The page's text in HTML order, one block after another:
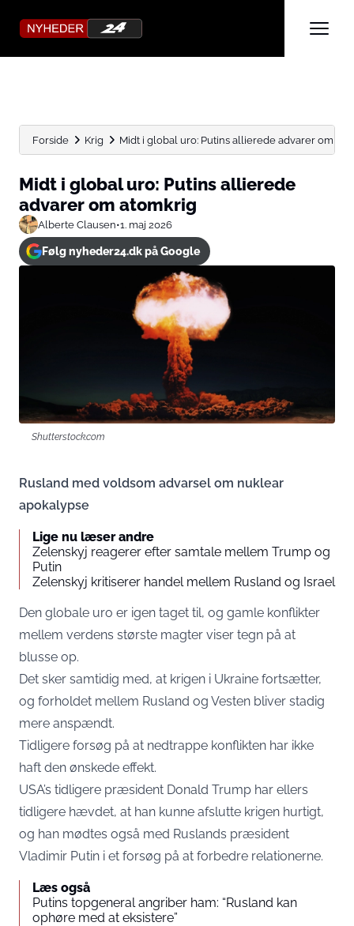
Forside Krig Midt i global uro: Putins allierede advarer om
Midt i global uro: Putins allierede
advarer om atomkrig
Alberte Clausen•1. maj 2026
Følg nyheder24.dk på Google
Shutterstock.com
Rusland med voldsom advarsel om nuklear
apokalypse
Lige nu læser andre
Zelenskyj reagerer efter samtale mellem Trump og
Putin
Zelenskyj kritiserer handel mellem Rusland og Israel
Den globale uro er igen taget til, og gamle konflikter
mellem verdens største magter viser tegn på at
blusse op.
Det sker samtidig med, at krigen i Ukraine fortsætter,
og forholdet mellem Rusland og Vesten bliver stadig
mere anspændt.
Tidligere forsøg på at nedtrappe konflikten har ikke
haft den ønskede effekt.
USA’s tidligere præsident Donald Trump har ellers
tidligere hævdet, at han kunne afslutte krigen hurtigt,
og han mødtes også med Ruslands præsident
Vladimir Putin i et forsøg på at forbedre relationerne.
Læs også
Putins topgeneral angriber ham: “Rusland kan
ophøre med at eksistere”